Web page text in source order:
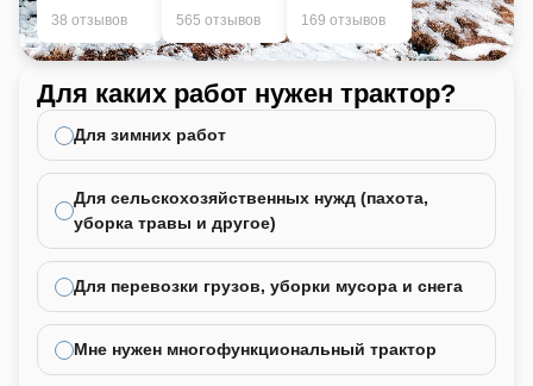
38 отзывов 565 отзывов 169 отзывов
Для каких работ нужен трактор?
Для зимних работ
Для сельскохозяйственных нужд (пахота,
уборка травы и другое)
Для перевозки грузов, уборки мусора и снега
Мне нужен многофункциональный трактор